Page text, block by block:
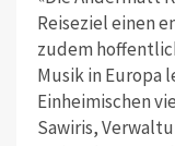
Reiseziel einen
zudem
Musik in Europa
Einheimischen
Sawiris,